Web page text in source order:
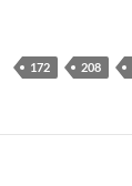
172 208